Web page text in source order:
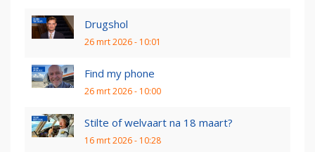
Drugshol
26 mrt 2026 - 10:01
Find my phone
26 mrt 2026 - 10:00
Stilte of welvaart na 18 maart?
16 mrt 2026 - 10:28